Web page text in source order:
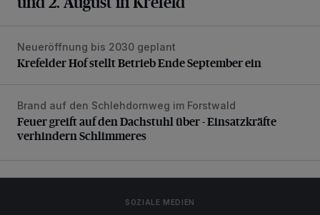
Krefelder Hof stellt Betrieb Ende September ein
Neueröffnung bis 2030 geplant
Krefelder Hof stellt Betrieb Ende September ein
Feuer greift auf den Dachstuhl über - Einsatzkräfte
Brand auf den Schlehdornweg im Forstwald
Feuer greift auf den Dachstuhl über - Einsatzkräfte
verhindern Schlimmeres
SOZIALE MEDIEN